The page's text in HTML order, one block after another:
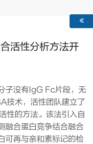
活性分析方法开
子没有IgG Fc片段，无
技术，活性团队建立了
性的方法。该法引入自
融合蛋白竞争结合融合
可再与亲和素标记的检